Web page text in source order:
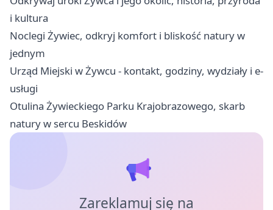
i kultura
Noclegi Żywiec, odkryj komfort i bliskość natury w
jednym
Urząd Miejski w Żywcu - kontakt, godziny, wydziały i e-
usługi
Otulina Żywieckiego Parku Krajobrazowego, skarb
natury w sercu Beskidów
Zareklamuj się na